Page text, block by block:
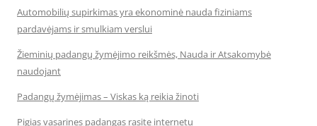
Automobilių supirkimas yra ekonominė nauda fiziniams
pardavėjams ir smulkiam verslui
Žieminių padangų žymėjimo reikšmės, Nauda ir Atsakomybė
naudojant
Padangų žymėjimas – Viskas ką reikia žinoti
Pigias vasarines padangas rasite internetu